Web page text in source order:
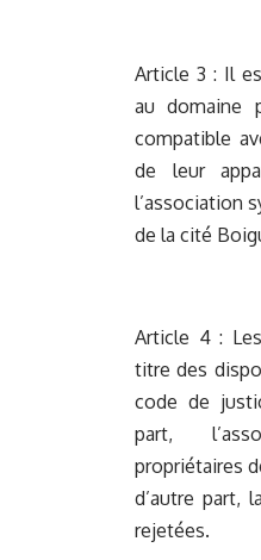
Article 3 : Il
au domaine
compatible
de leur
l’association
de la cité
Article 4 :
titre des
code de
part,
propriétaires
d’autre part,
rejetées.